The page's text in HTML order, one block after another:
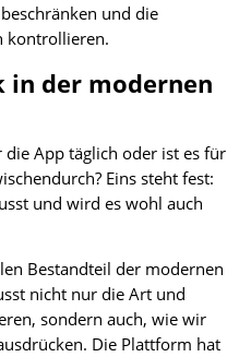
und die
kontrollieren.
in der modernen
die App täglich oder ist es für
Eins steht fest:
und wird es wohl auch
Bestandteil der modernen
nicht nur die Art und
sondern auch, wie wir
Die Plattform hat